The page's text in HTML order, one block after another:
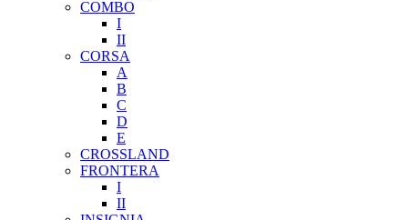
COMBO
I
II
CORSA
A
B
C
D
E
CROSSLAND
FRONTERA
I
II